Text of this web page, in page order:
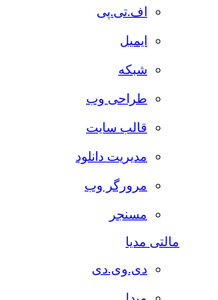
اف.تی.پی
ایمیل
شبکه
طراحی وب
قالب سایت
مدیریت دانلود
مرورگر وب
مسنجر
مالتی مدیا
دی.وی.دی